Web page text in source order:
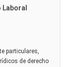
particulares,
de derecho